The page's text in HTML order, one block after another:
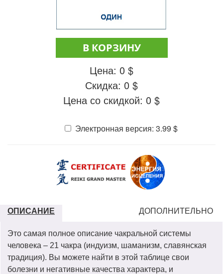
В КОРЗИНУ
Цена: 0 $
Скидка: 0 $
Цена со скидкой: 0 $
Электронная версия: 3.99 $
ОПИСАНИЕ ДОПОЛНИТЕЛЬНО
Это самая полное описание чакральной системы
человека – 21 чакра (индуизм, шаманизм, славянская
традиция). Вы можете найти в этой таблице свои
болезни и негативные качества характера, и